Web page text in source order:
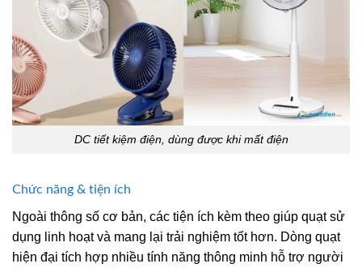
DC tiết kiệm điện, dùng được khi mất điện
Chức năng & tiện ích
Ngoài thông số cơ bản, các tiện ích kèm theo giúp quạt sử
dụng linh hoạt và mang lại trải nghiệm tốt hơn. Dòng quạt
hiện đại tích hợp nhiều tính năng thông minh hỗ trợ người